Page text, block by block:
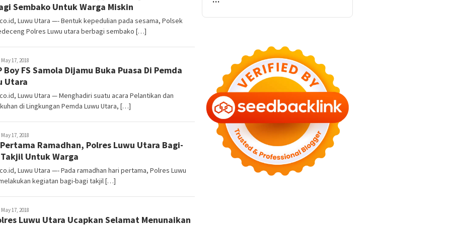
Sembako Untuk Warga Miskin
Luwu Utara —- Bentuk kepedulian pada sesama, Polsek
Polres Luwu utara berbagi sembako […]
admin
May 17, 2018
Boy FS Samola Dijamu Buka Puasa Di Pemda
Utara
Luwu Utara — Menghadiri suatu acara Pelantikan dan
di Lingkungan Pemda Luwu Utara, […]
admin
May 17, 2018
Ramadhan, Polres Luwu Utara Bagi-
Untuk Warga
Luwu Utara —- Pada ramadhan hari pertama, Polres Luwu
kegiatan bagi-bagi takjil […]
admin
May 17, 2018
Luwu Utara Ucapkan Selamat Menunaikan